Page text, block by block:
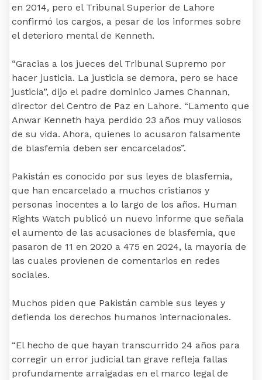
en 2014, pero el Tribunal Superior de Lahore
confirmó los cargos, a pesar de los informes sobre
el deterioro mental de Kenneth.
“Gracias a los jueces del Tribunal Supremo por
hacer justicia. La justicia se demora, pero se hace
justicia”, dijo el padre dominico James Channan,
director del Centro de Paz en Lahore. “Lamento que
Anwar Kenneth haya perdido 23 años muy valiosos
de su vida. Ahora, quienes lo acusaron falsamente
de blasfemia deben ser encarcelados”.
Pakistán es conocido por sus leyes de blasfemia,
que han encarcelado a muchos cristianos y
personas inocentes a lo largo de los años. Human
Rights Watch publicó un nuevo informe que señala
el aumento de las acusaciones de blasfemia, que
pasaron de 11 en 2020 a 475 en 2024, la mayoría de
las cuales provienen de comentarios en redes
sociales.
Muchos piden que Pakistán cambie sus leyes y
defienda los derechos humanos internacionales.
“El hecho de que hayan transcurrido 24 años para
corregir un error judicial tan grave refleja fallas
profundamente arraigadas en el marco legal de